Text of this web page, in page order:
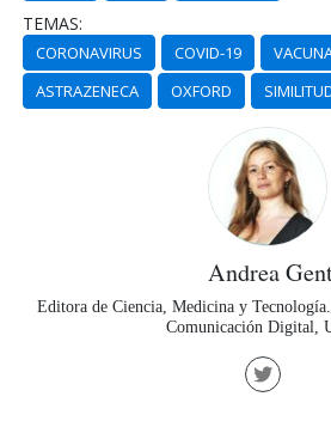
TEMAS:
CORONAVIRUS COVID-19
ASTRAZENECA
OXFORD
Andrea
Editora de Ciencia, Medicina y
Comunicación Digital,